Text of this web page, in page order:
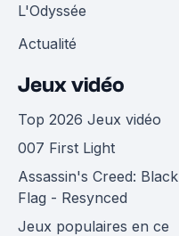
L'Odyssée
Actualité
Jeux vidéo
Top 2026 Jeux vidéo
007 First Light
Assassin's Creed: Black
Flag - Resynced
Jeux populaires en ce